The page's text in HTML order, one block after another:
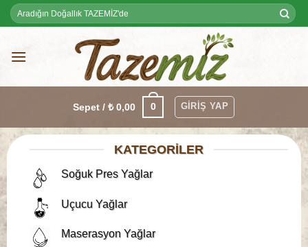
Skip
to
Ara:
Sepet / ₺0,00 0 GIRIŞ YAP
KATEGORILER
Soğuk Pres Yağlar
Uçucu Yağlar
Maserasyon Yağlar